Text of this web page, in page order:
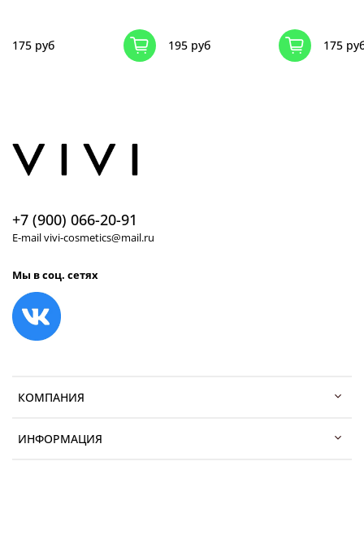
175 руб 195 руб 175
КОМПАНИЯ
ИНФОРМАЦИЯ
+7 (900) 066-20-91
E-mail vivi-cosmetics@mail.ru
Мы в соц. сетях